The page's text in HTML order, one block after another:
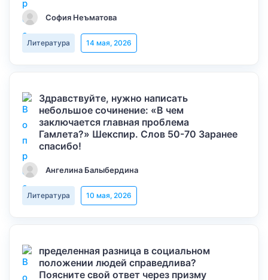
София Неъматова
Литература 14 мая, 2026
Здравствуйте, нужно написать
небольшое сочинение: «В чем
заключается главная проблема
Гамлета?» Шекспир. Слов 50-70 Заранее
спасибо!
Ангелина Балыбердина
Литература 10 мая, 2026
пределенная разница в социальном
положении людей справедлива?
Поясните свой ответ через призму